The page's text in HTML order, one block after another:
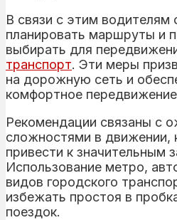
В связи с этим водителям
планировать маршруты и
выбирать для
транспорт. Эти меры
на дорожную сеть и
комфортное
Рекомендации связаны с
сложностями в движении,
привести к значительным
Использование метро,
видов городского
избежать простоя в
поездок.